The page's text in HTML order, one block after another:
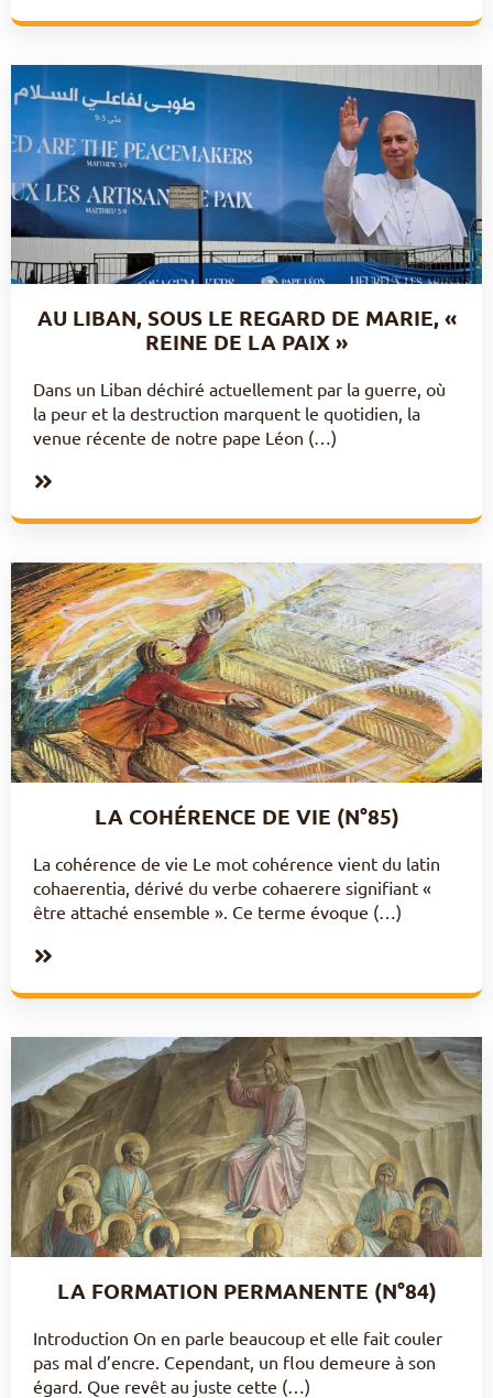
AU LIBAN, SOUS LE REGARD DE MARIE, «
REINE DE LA PAIX »
Dans un Liban déchiré actuellement par la guerre, où
la peur et la destruction marquent le quotidien, la
venue récente de notre pape Léon (…)
LA COHÉRENCE DE VIE (N°85)
La cohérence de vie Le mot cohérence vient du latin
cohaerentia, dérivé du verbe cohaerere signifiant «
être attaché ensemble ». Ce terme évoque (…)
LA FORMATION PERMANENTE (N°84)
Introduction On en parle beaucoup et elle fait couler
pas mal d’encre. Cependant, un flou demeure à son
égard. Que revêt au juste cette (…)